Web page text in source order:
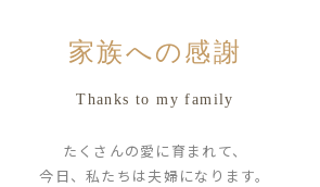
家族への感謝
Thanks to my family
たくさんの愛に育まれて、
今日、私たちは夫婦になります。